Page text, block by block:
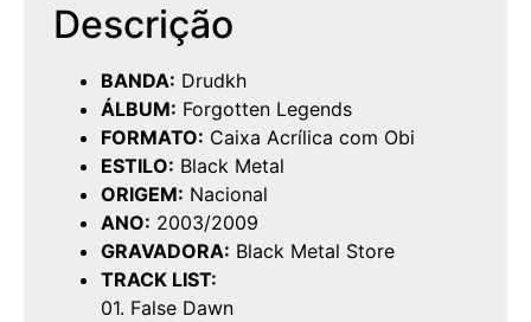
Descrição
BANDA: Drudkh
ÁLBUM: Forgotten Legends
FORMATO: Caixa Acrílica com Obi
ESTILO: Black Metal
ORIGEM: Nacional
ANO: 2003/2009
GRAVADORA: Black Metal Store
TRACK LIST:
01. False Dawn